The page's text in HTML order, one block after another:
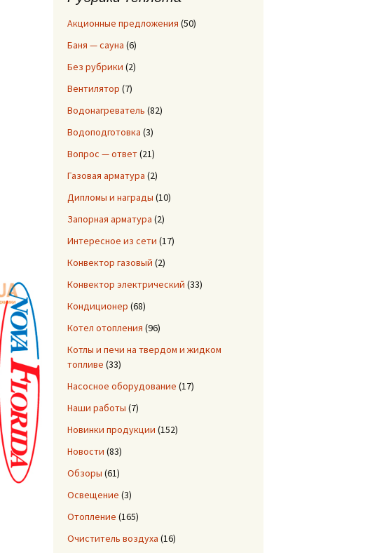
Акционные предложения (50)
Баня — сауна (6)
Без рубрики (2)
Вентилятор (7)
Водонагреватель (82)
Водоподготовка (3)
Вопрос — ответ(21)
Газовая арматура (2)
Дипломы и награды (10)
Запорная арматура (2)
Интересное из сети (17)
Конвектор газовый (2)
Конвектор электрический (33)
Кондиционер (68)
Котел отопления (96)
Котлы и печи на твердом и жидком
топливе (33)
Насосное оборудование (17)
Наши работы (7)
Новинки продукции (152)
Новости (83)
Обзоры (61)
Освещение (3)
Отопление (165)
Очиститель воздуха (16)